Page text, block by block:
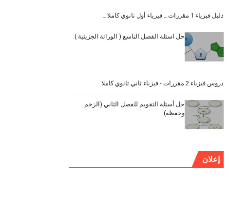
دليل فيزياء 1 مقررات _ فيزياء أول ثانوي كاملا _
حل اسئلة الفصل التاسع ( الوراثة الجزيئية )
دروس فيزياء 2 مقررات - فيزياء ثاني ثانوي كاملا
حل أسئلة التقويم للفصل الثاني (الزخم
وحفظه):
إعلان